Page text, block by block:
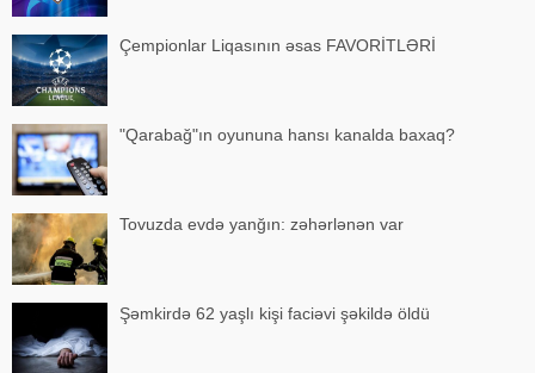
Çempionlar Liqasının əsas FAVORİTLƏRİ
"Qarabağ"ın oyununa hansı kanalda baxaq?
Tovuzda evdə yanğın: zəhərlənən var
Şəmkirdə 62 yaşlı kişi faciəvi şəkildə öldü